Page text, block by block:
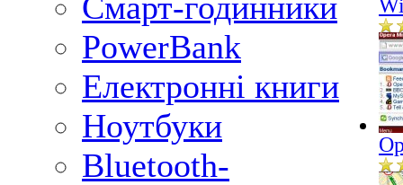
PowerBank
Електронні книги
Ноутбуки
Bluetooth-